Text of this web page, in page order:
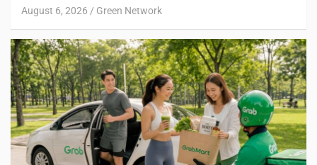
August 6, 2026 Green Network